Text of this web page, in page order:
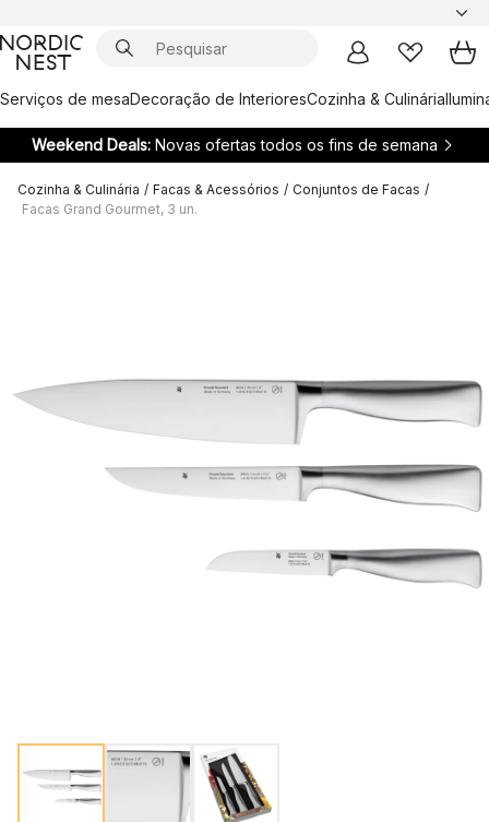
Serviços de mesaDecoração de InterioresCozinha & Culinária
Weekend Deals: Novas ofertas todos os fins de semana
Cozinha & Culinária / Facas & Acessórios / Conjuntos de Facas /
Facas Grand Gourmet, 3 un.